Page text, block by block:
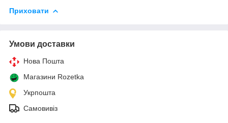
Приховати
Умови доставки
Нова Пошта
Магазини Rozetka
Укрпошта
Самовивіз